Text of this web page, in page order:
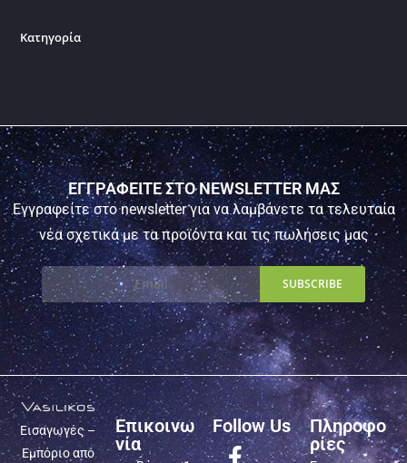
Κατηγορία
ΕΓΓΡΑΦΕΙΤΕ ΣΤΟ NEWSLETTER ΜΑΣ
Εγγραφείτε στο newsletter για να λαμβάνετε τα τελευταία
νέα σχετικά με τα προϊόντα και τις πωλήσεις μας
Εισαγωγές –
Εμπόριο από
Επικοινω
νία
Follow Us
Πληροφο
ρίες